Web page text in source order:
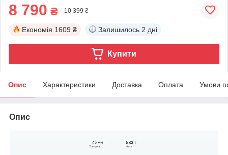
8 790 ₴ 10 399 ₴
Економія 1609 ₴ Залишилось 2 дні
Купити
Опис Характеристики Доставка Оплата Умови
Опис